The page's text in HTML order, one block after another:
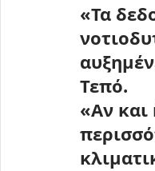
«Τα
Τεπό.
«Αν